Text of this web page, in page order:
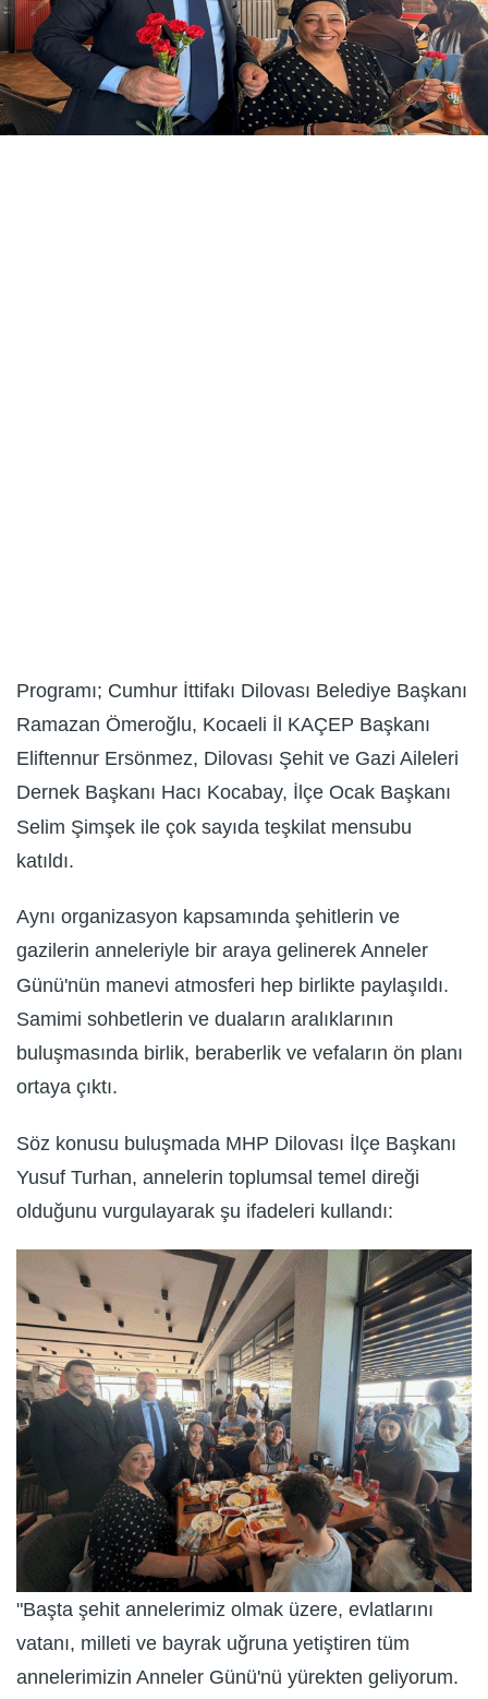
Programı; Cumhur İttifakı Dilovası Belediye Başkanı
Ramazan Ömeroğlu, Kocaeli İl KAÇEP Başkanı
Eliftennur Ersönmez, Dilovası Şehit ve Gazi Aileleri
Dernek Başkanı Hacı Kocabay, İlçe Ocak Başkanı
Selim Şimşek ile çok sayıda teşkilat mensubu
katıldı.
Aynı organizasyon kapsamında şehitlerin ve
gazilerin anneleriyle bir araya gelinerek Anneler
Günü'nün manevi atmosferi hep birlikte paylaşıldı.
Samimi sohbetlerin ve duaların aralıklarının
buluşmasında birlik, beraberlik ve vefaların ön planı
ortaya çıktı.
Söz konusu buluşmada MHP Dilovası İlçe Başkanı
Yusuf Turhan, annelerin toplumsal temel direği
olduğunu vurgulayarak şu ifadeleri kullandı:
"Başta şehit annelerimiz olmak üzere, evlatlarını
vatanı, milleti ve bayrak uğruna yetiştiren tüm
annelerimizin Anneler Günü'nü yürekten geliyorum.